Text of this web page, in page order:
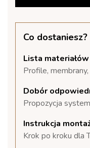
Co dostaniesz?
Lista
Profile,
Dobór
Propozycja
Instrukcja
Krok po kroku dla